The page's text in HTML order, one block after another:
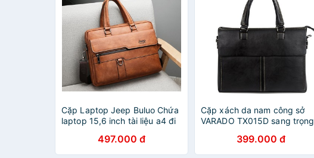
Cặp Laptop Jeep Buluo Chứa
laptop 15,6 inch tài liệu a4 đi
497.000 đ
Cặp xách da nam công sở
VARADO TX015D sang trọng
399.000 đ